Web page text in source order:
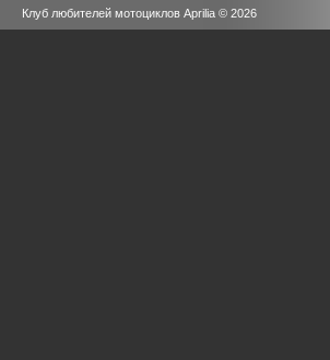
Клуб любителей мотоциклов Aprilia © 2026